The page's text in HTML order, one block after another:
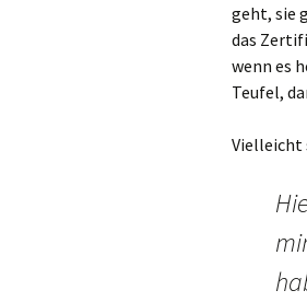
geht, sie
das
wenn es
Teufel,
Vielleicht